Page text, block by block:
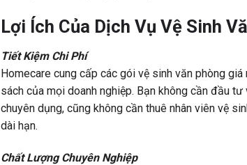
Lợi Ích Của Dịch Vụ Vệ Sinh
Tiết Kiệm Chi Phí
Homecare cung cấp các gói vệ sinh văn phòng
sách của mọi doanh nghiệp. Bạn không cần đầu
chuyên dụng, cũng không cần thuê nhân viên vệ
dài hạn.
Chất Lượng Chuyên Nghiệp